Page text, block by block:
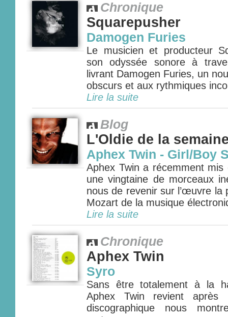
Chronique
Squarepusher
Damogen Furies
Le musicien et producteur
son odyssée sonore à
livrant Damogen Furies, un
obscurs et aux rythmiques
Lire la suite
Blog
L'Oldie de la
Aphex Twin - Girl/Boy
Aphex Twin a récemment
une vingtaine de morceaux
nous de revenir sur l’œuvre la
Mozart de la musique
Lire la suite
Chronique
Aphex Twin
Syro
Sans être totalement à la
Aphex Twin revient
discographique nous